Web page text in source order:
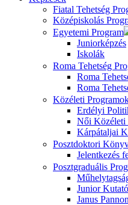
Fiatal Tehetség
Középiskolás
Egyetemi Program
Juniorképzés
Iskolák
Roma Tehetség
Roma
Roma
Közéleti
Erdélyi
Női Közéleti
Kárpátaljai
Posztdoktori
Jelentkezés
Posztgraduális
Junior
Janus